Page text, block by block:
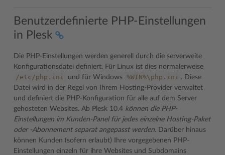
Benutzerdefinierte PHP-Einstellungen
in Plesk
Die PHP-Einstellungen werden generell durch die serverweite
Konfigurationsdatei definiert. Für Linux ist dies normalerweise
/etc/php.ini und für Windows %WIN%\php.ini . Diese
Datei wird in der Regel von Ihrem Hosting-Provider verwaltet
und definiert die PHP-Konfiguration für alle auf dem Server
gehosteten Websites. Ab Plesk 10.4 können die PHP-
Einstellungen im Kunden-Panel für jedes einzelne Hosting-Paket
oder -Abonnement separat angepasst werden. Darüber hinaus
können Kunden (sofern erlaubt) Ihre vorgegebenen PHP-
Einstellungen einzeln für ihre Websites und Subdomains